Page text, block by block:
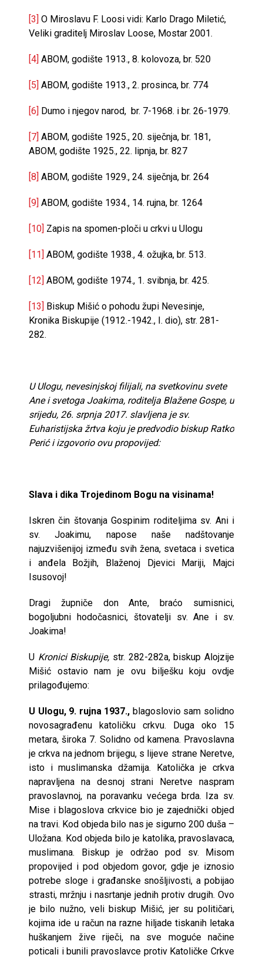
[3] O Miroslavu F. Loosi vidi: Karlo Drago Miletić,
Veliki graditelj Miroslav Loose, Mostar 2001.
[4] ABOM, godište 1913., 8. kolovoza, br. 520
[5] ABOM, godište 1913., 2. prosinca, br. 774
[6] Dumo i njegov narod, br. 7-1968. i br. 26-1979.
[7] ABOM, godište 1925., 20. siječnja, br. 181,
ABOM, godište 1925., 22. lipnja, br. 827
[8] ABOM, godište 1929., 24. siječnja, br. 264
[9] ABOM, godište 1934., 14. rujna, br. 1264
[10] Zapis na spomen-ploči u crkvi u Ulogu
[11] ABOM, godište 1938., 4. ožujka, br. 513.
[12] ABOM, godište 1974., 1. svibnja, br. 425.
[13]
Biskup Mišić o pohodu župi Nevesinje,
Kronika Biskupije (1912.-1942., I. dio), str. 281-
282.
U Ulogu, nevesinjskoj filijali, na svetkovinu svete
Ane i svetoga Joakima, roditelja Blažene Gospe, u
srijedu, 26. srpnja 2017. slavljena je sv.
Euharistijska žrtva koju je predvodio biskup Ratko
Perić i izgovorio ovu propovijed:
Slava i dika Trojedinom Bogu na visinama!
Iskren čin štovanja Gospinim roditeljima sv. Ani i
sv. Joakimu, napose naše nadštovanje
najuzvišenijoj između svih žena, svetaca i svetica
i anđela Božjih, Blaženoj Djevici Mariji, Majci
Isusovoj!
Dragi župniče don Ante, braćo sumisnici,
bogoljubni hodočasnici, štovatelji sv. Ane i sv.
Joakima!
U Kronici Biskupije, str. 282-282a, biskup Alojzije
Mišić ostavio nam je ovu bilješku koju ovdje
prilagođujemo:
U Ulogu, 9. rujna 1937., blagoslovio sam solidno
novosagrađenu katoličku crkvu. Duga oko 15
metara, široka 7. Solidno od kamena. Pravoslavna
je crkva na jednom brijegu, s lijeve strane Neretve,
isto i muslimanska džamija. Katolička je crkva
napravljena na desnoj strani Neretve naspram
pravoslavnoj, na poravanku većega brda. Iza sv.
Mise i blagoslova crkvice bio je zajednički objed
na travi. Kod objeda bilo nas je sigurno 200 duša –
Uložana. Kod objeda bilo je katolika, pravoslavaca,
muslimana. Biskup je održao pod sv. Misom
propovijed i pod objedom govor, gdje je iznosio
potrebe sloge i građanske snošljivosti, a pobijao
strasti, mržnju i nasrtanje jednih protiv drugih. Ovo
je bilo nužno, veli biskup Mišić, jer su političari,
kojima ide u račun na razne hiljade tiskanih letaka
huškanjem žive riječi, na sve moguće načine
poticali i bunili pravoslavce protiv Katoličke Crkve